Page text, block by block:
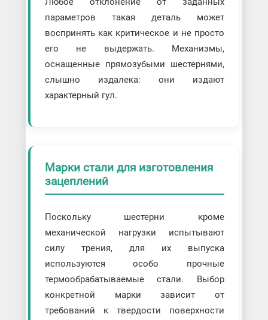
параметров такая деталь может
воспринять как критическое и не просто
его не выдержать. Механизмы,
оснащенные прямозубыми шестернями,
слышно издалека: они издают
характерный гул.
Марки стали для изготовления
зацеплений
Поскольку шестерни кроме
механической нагрузки испытывают
силу трения, для их выпуска
используются особо прочные
термообрабатываемые стали. Выбор
конкретной марки зависит от
требований к твердости поверхности